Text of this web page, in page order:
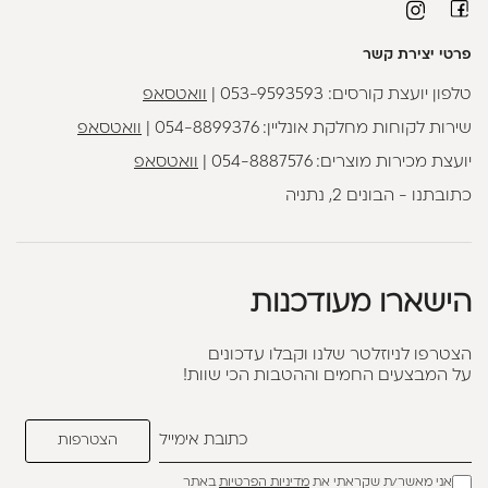
פרטי יצירת קשר
טלפון יועצת קורסים: 053-9593593 וואטסאפ
שירות לקוחות מחלקת אונליין:054-8899376 וואטסאפ
יועצת מכירות מוצרים:054-8887576 וואטסאפ
כתובתנו - הבונים 2, נתניה
הישארו מעודכנות
הצטרפו לניוזלטר שלנו וקבלו עדכונים
על המבצעים החמים וההטבות הכי שוות!
אני מאשר/ת שקראתי את מדיניות הפרטיותבאתר